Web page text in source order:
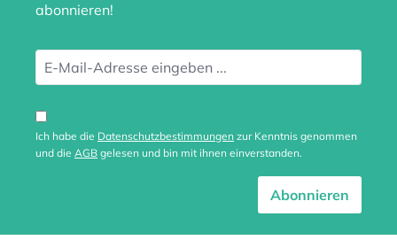
abonnieren!
Ich habe die Datenschutzbestimmungen zur Kenntnis genommen
und die AGB gelesen und bin mit ihnen einverstanden.
Abonnieren